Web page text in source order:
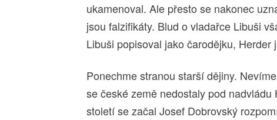
ukamenoval. Ale přesto se nakonec
jsou falzifikáty. Blud o vladařce Libuši
Libuši popisoval jako čarodějku, Herder
Ponechme stranou starší dějiny.
se české země nedostaly pod
století se začal Josef Dobrovský